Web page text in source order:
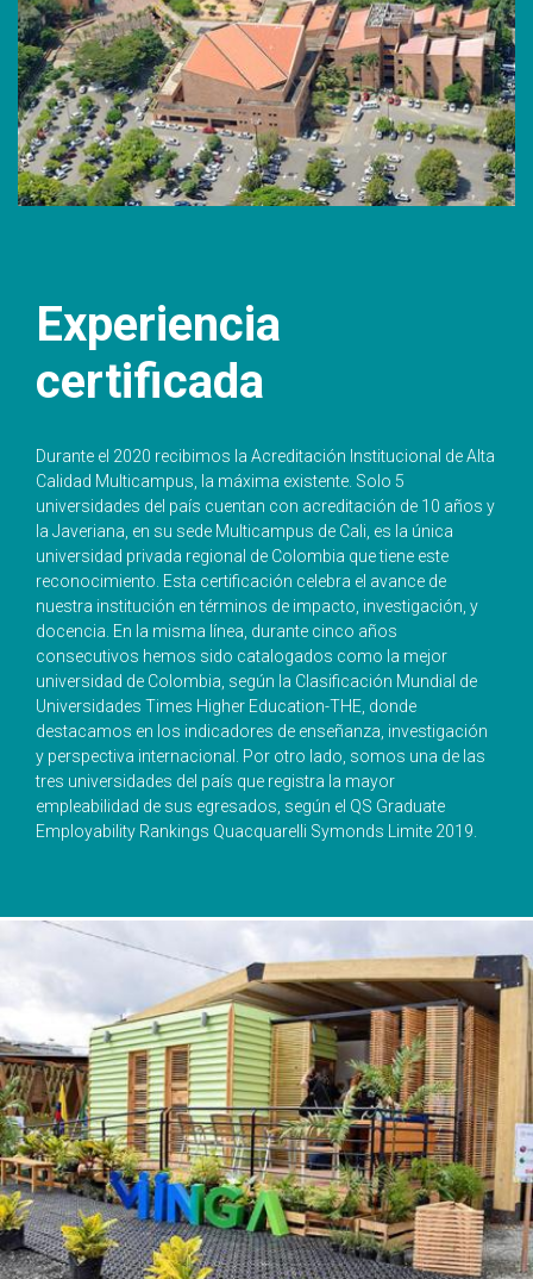
Experiencia
certificada
Durante el 2020 recibimos la Acreditación Institucional de Alta
Calidad Multicampus, la máxima existente. Solo 5
universidades del país cuentan con acreditación de 10 años y
la Javeriana, en su sede Multicampus de Cali, es la única
universidad privada regional de Colombia que tiene este
reconocimiento. Esta certificación celebra el avance de
nuestra institución en términos de impacto, investigación, y
docencia. En la misma línea, durante cinco años
consecutivos hemos sido catalogados como la mejor
universidad de Colombia, según la Clasificación Mundial de
Universidades Times Higher Education-THE, donde
destacamos en los indicadores de enseñanza, investigación
y perspectiva internacional. Por otro lado, somos una de las
tres universidades del país que registra la mayor
empleabilidad de sus egresados, según el QS Graduate
Employability Rankings Quacquarelli Symonds Limite 2019.